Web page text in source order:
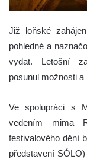
Již loňské
pohledné a
vydat. Letošní
posunul možnosti
Ve spolupráci s
vedením mima
festivalového dění
představení